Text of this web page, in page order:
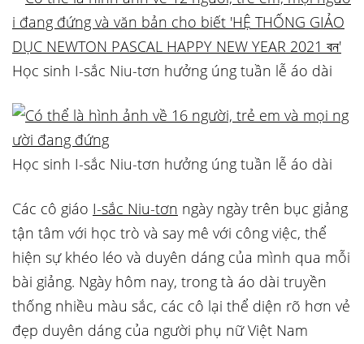
Học sinh I-sắc Niu-tơn hưởng úng tuần lễ áo dài
Học sinh I-sắc Niu-tơn hưởng úng tuần lễ áo dài
Các cô giáo I-sắc Niu-tơn ngày ngày trên bục giảng
tận tâm với học trò và say mê với công việc, thể
hiện sự khéo léo và duyên dáng của mình qua mỗi
bài giảng. Ngày hôm nay, trong tà áo dài truyền
thống nhiều màu sắc, các cô lại thể diện rõ hơn vẻ
đẹp duyên dáng của người phụ nữ Việt Nam